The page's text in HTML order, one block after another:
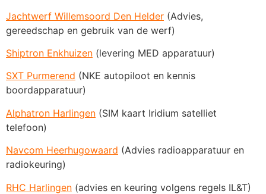
Jachtwerf Willemsoord Den Helder (Advies,
gereedschap en gebruik van de werf)
Shiptron Enkhuizen (levering MED apparatuur)
SXT Purmerend (NKE autopiloot en kennis
boordapparatuur)
Alphatron Harlingen (SIM kaart Iridium satelliet
telefoon)
Navcom Heerhugowaard (Advies radioapparatuur en
radiokeuring)
RHC Harlingen (advies en keuring volgens regels IL&T)